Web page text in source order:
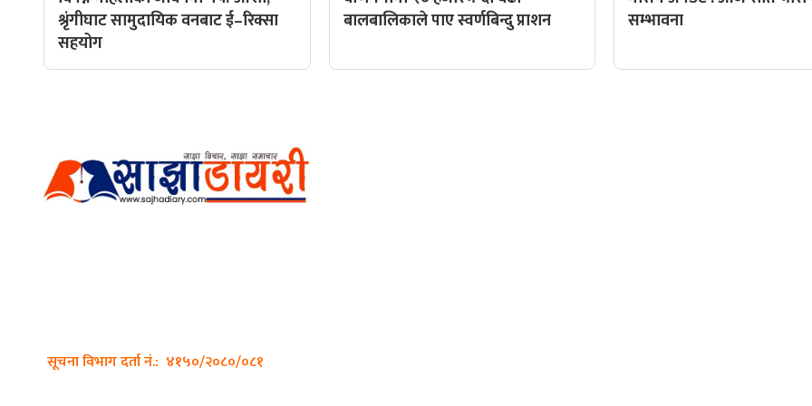
श्रृंगीघाट सामुदायिक वनबाट ई–रिक्सा
सहयोग
बालबालिकाले पाए स्वर्णबिन्दु प्राशन
सम्भावना
सूचना विभाग दर्ता नं.: ४१५०/२०८०/०८१